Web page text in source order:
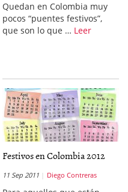
Quedan en Colombia muy
pocos “puentes festivos”,
que son lo que … Leer
Festivos en Colombia 2012
11 Sep 2011 Diego Contreras